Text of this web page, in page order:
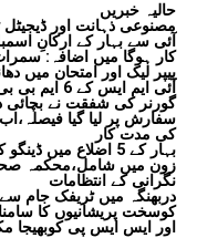
حالیہ خبریں
مصنوعی ذہانت اور
آئی سے بہار کے ارکانِ
کار ہوگا میں اضافہ:
پیپر لیک اور امتحان میں
آئی ایم ایس کے 6 ایم بی بی ایس طلبہ معطل
گورنر کی شفقت نے
کی مدت کار
زون میں شامل،محکمہ
نگرانی کے انتظامات
دربھنگہ میں ٹریفک جام
کوسخت پریشانیوں کا
اور ایس ایس پی کوبھیجا